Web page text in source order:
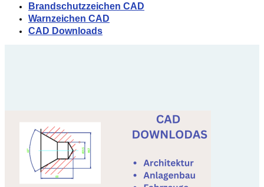
Brandschutzzeichen CAD
Warnzeichen CAD
CAD Downloads